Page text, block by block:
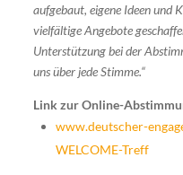
aufgebaut, eigene Ideen und
vielfältige Angebote
Unterstützung bei der
uns über jede Stimme.“
Link zur Online-
www.deutscher-
WELCOME-Treff